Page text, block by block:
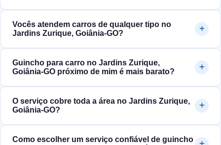
Vocês atendem carros de qualquer tipo no
Jardins Zurique, Goiânia‑GO?
Guincho para carro no Jardins Zurique,
Goiânia‑GO próximo de mim é mais barato?
O serviço cobre toda a área no Jardins Zurique,
Goiânia‑GO?
Como escolher um serviço confiável de guincho